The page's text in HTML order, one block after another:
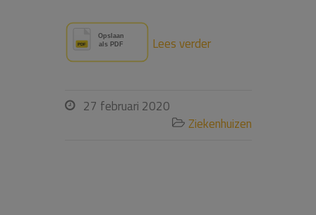
Lees verder
 27 februari 2020
 Ziekenhuizen